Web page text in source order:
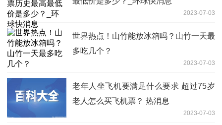
2023-07-03
世界热点！山竹能放冰箱吗？山竹一天最
多吃几个？
2023-07-03
老年人坐飞机要满足什么要求 超过75岁
老人怎么买飞机票？ 热消息
2023-07-03